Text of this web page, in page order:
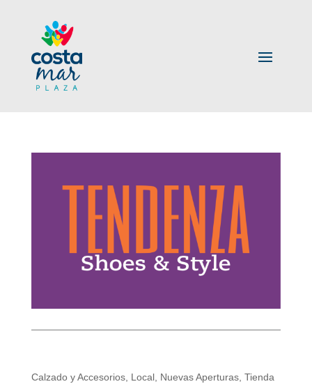
Calzado y Accesorios, Local, Nuevas Aperturas, Tienda